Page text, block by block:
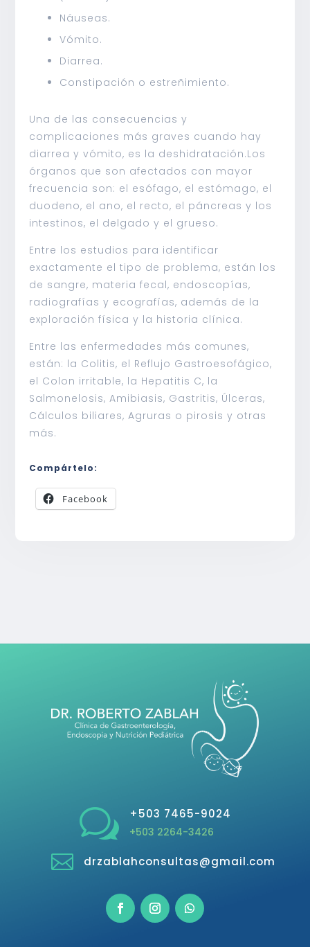
Náuseas.
Vómito.
Diarrea.
Constipación o estreñimiento.
Una de las consecuencias y
complicaciones más graves cuando hay
diarrea y vómito, es la deshidratación.Los
órganos que son afectados con mayor
frecuencia son: el esófago, el estómago, el
duodeno, el ano, el recto, el páncreas y los
intestinos, el delgado y el grueso.
Entre los estudios para identificar
exactamente el tipo de problema, están los
de sangre, materia fecal, endoscopías,
radiografías y ecografías, además de la
exploración física y la historia clínica.
Entre las enfermedades más comunes,
están: la Colitis, el Reflujo Gastroesofágico,
el Colon irritable, la Hepatitis C, la
Salmonelosis, Amibiasis, Gastritis, Úlceras,
Cálculos biliares, Agruras o pirosis y otras
más.
Compártelo:
Facebook
w +503 7465-9024
+503 2264-3426
 drzablahconsultas@gmail.com